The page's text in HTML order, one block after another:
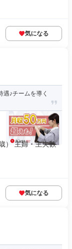
気になる
♪チームを導く
） 主婦・主夫歓
気になる